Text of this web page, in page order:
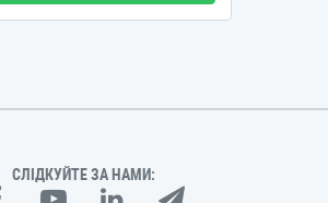
СЛІДКУЙТЕ ЗА НАМИ: